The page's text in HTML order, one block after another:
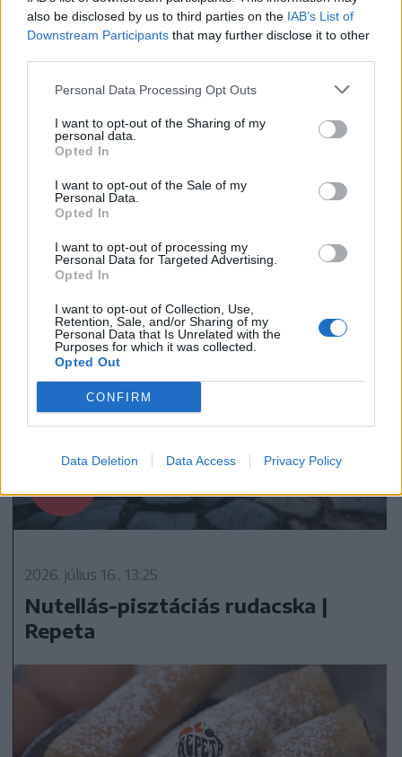
also be disclosed by us to third parties on the IAB’s List of
Downstream Participants that may further disclose it to other
Personal Data Processing Opt Outs
I want to opt-out of the Sharing of my
personal data.
Opted In
I want to opt-out of the Sale of my
Personal Data.
Opted In
I want to opt-out of processing my
Personal Data for Targeted Advertising.
Opted In
I want to opt-out of Collection, Use,
Retention, Sale, and/or Sharing of my
Personal Data that Is Unrelated with the
Purposes for which it was collected.
Opted Out
CONFIRM
Data Deletion Data Access Privacy Policy
Új fejezet kezdődik a gernyeszegi
Teleki-kastély történetében
2026. július 16., 13:25
Nutellás-pisztáciás rudacska |
Repeta